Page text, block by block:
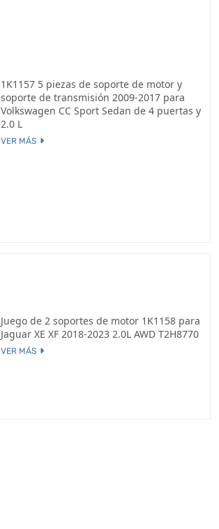
1K1157 5 piezas de soporte de motor y
soporte de transmisión 2009-2017 para
Volkswagen CC Sport Sedan de 4 puertas y
2.0 L
VER MÁS
Juego de 2 soportes de motor 1K1158 para
Jaguar XE XF 2018-2023 2.0L AWD T2H8770
VER MÁS